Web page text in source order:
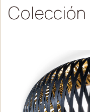
Colección